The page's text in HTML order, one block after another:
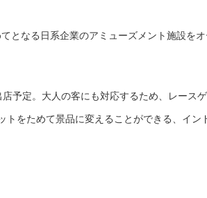
となる日系企業のアミューズメント施設を
予定。大人の客にも対応するため、レース
トをためて景品に変えることができる、イン